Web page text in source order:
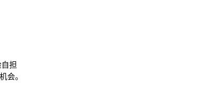
担
会。